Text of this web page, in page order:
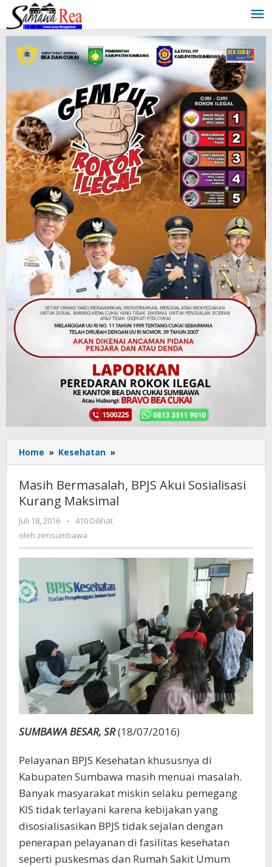
Lewati
konten
Home » Kesehatan »
Bermasalah,
BPJS
Akui
Sosialisasi
Masih Bermasalah, BPJS Akui Sosialisasi
Kurang Maksimal
Juli 18, 2016
oleh
zensumbawa
-
410 Dilihat
oleh zensumbawa
SUMBAWA BESAR, SR(18/07/2016)
Pelayanan BPJS Kesehatan khususnya di
Kabupaten Sumbawa masih menuai masalah.
Banyak masyarakat miskin selaku pemegang
KIS tidak terlayani karena kebijakan yang
disosialisasikan BPJS tidak sejalan dengan
penerapan pelayanan di fasilitas kesehatan
seperti puskesmas dan Rumah Sakit Umum